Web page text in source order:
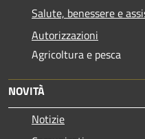
Salute, benessere e
Autorizzazioni
Agricoltura e pesca
NOVITÀ
Notizie